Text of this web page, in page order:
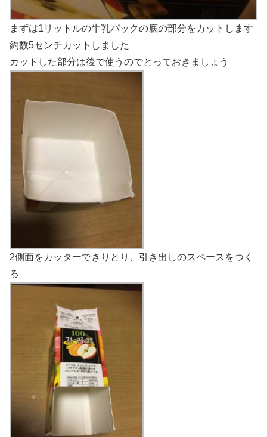
まずは1リットルの牛乳パックの底の部分をカットします
約数5センチカットしました
カットした部分は後で使うのでとっておきましょう
2側面をカッターできりとり、引き出しのスペースをつく
る